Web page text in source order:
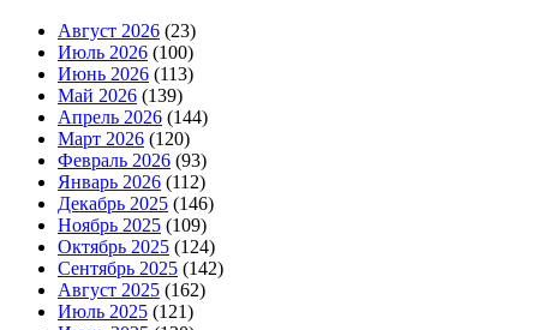
Август 2026 (23)
Июль 2026 (100)
Июнь 2026 (113)
Май 2026 (139)
Апрель 2026 (144)
Март 2026 (120)
Февраль 2026 (93)
Январь 2026 (112)
Декабрь 2025 (146)
Ноябрь 2025 (109)
Октябрь 2025 (124)
Сентябрь 2025 (142)
Август 2025 (162)
Июль 2025 (121)